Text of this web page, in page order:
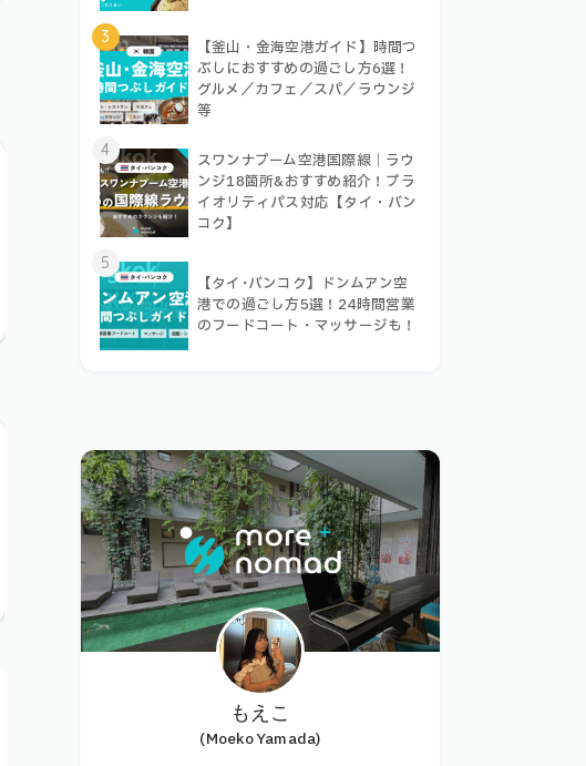
3
【釜山・金海空港ガイド】時間つ
ぶしにおすすめの過ごし方6選！
グルメ／カフェ／スパ／ラウンジ
等
4
スワンナプーム空港国際線｜ラウ
ンジ18箇所&おすすめ紹介！プラ
イオリティパス対応【タイ・バン
コク】
5
【タイ･バンコク】ドンムアン空
港での過ごし方5選！24時間営業
のフードコート・マッサージも！
もえこ
(Moeko Yamada)